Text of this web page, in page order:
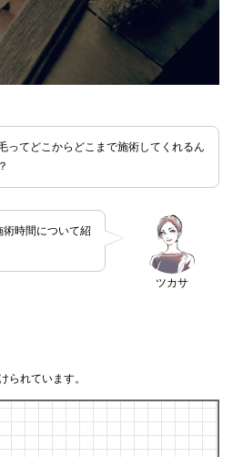
ってどこからどこまで施術してくれるん
ツカサ
術時間について紹
られています。